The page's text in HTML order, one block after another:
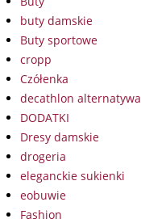
buty damskie
Buty sportowe
cropp
Czółenka
decathlon alternatywa
DODATKI
Dresy damskie
drogeria
eleganckie sukienki
eobuwie
Fashion